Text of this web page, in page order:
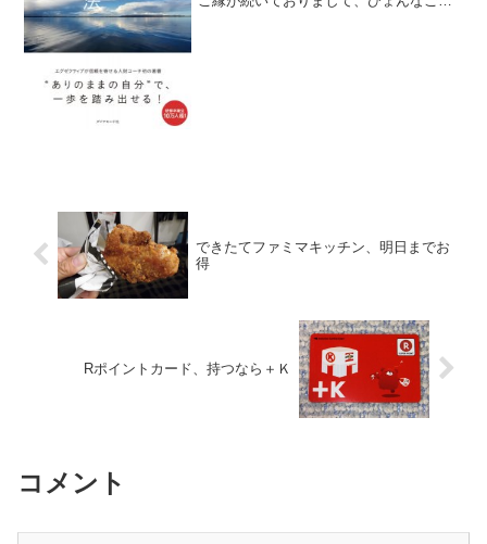
できたてファミマキッチン、明日までお
得
Rポイントカード、持つなら＋Ｋ
コメント